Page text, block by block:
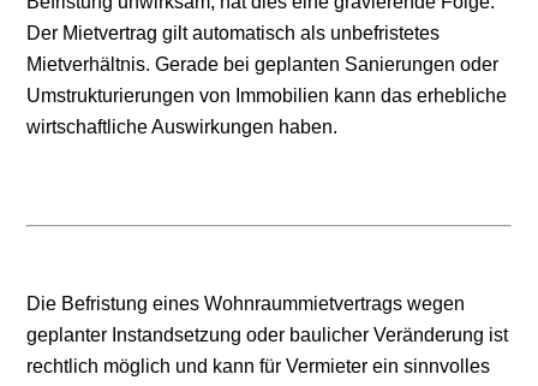
Der Mietvertrag gilt automatisch als unbefristetes
Mietverhältnis. Gerade bei geplanten Sanierungen oder
Umstrukturierungen von Immobilien kann das erhebliche
wirtschaftliche Auswirkungen haben.
Die Befristung eines Wohnraummietvertrags wegen
geplanter Instandsetzung oder baulicher Veränderung ist
rechtlich möglich und kann für Vermieter ein sinnvolles